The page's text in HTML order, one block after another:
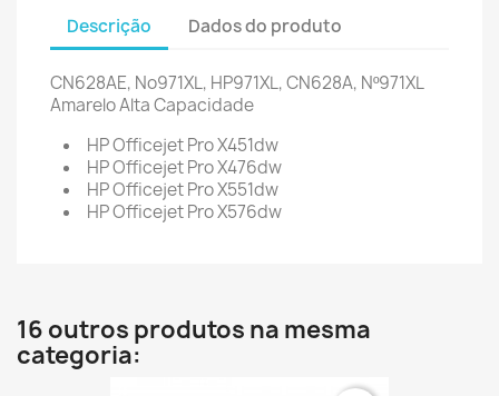
Descrição Dados do produto
CN628AE, No971XL, HP971XL, CN628A, Nº971XL
Amarelo Alta Capacidade
HP Officejet Pro X451dw
HP Officejet Pro X476dw
HP Officejet Pro X551dw
HP Officejet Pro X576dw
16 outros produtos na mesma
categoria: